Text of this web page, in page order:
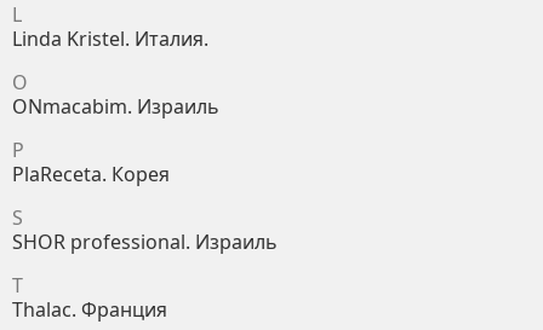
L
Linda Kristel. Италия.
O
ONmacabim. Израиль
P
PlaReceta. Корея
S
SHOR professional. Израиль
T
Thalac. Франция